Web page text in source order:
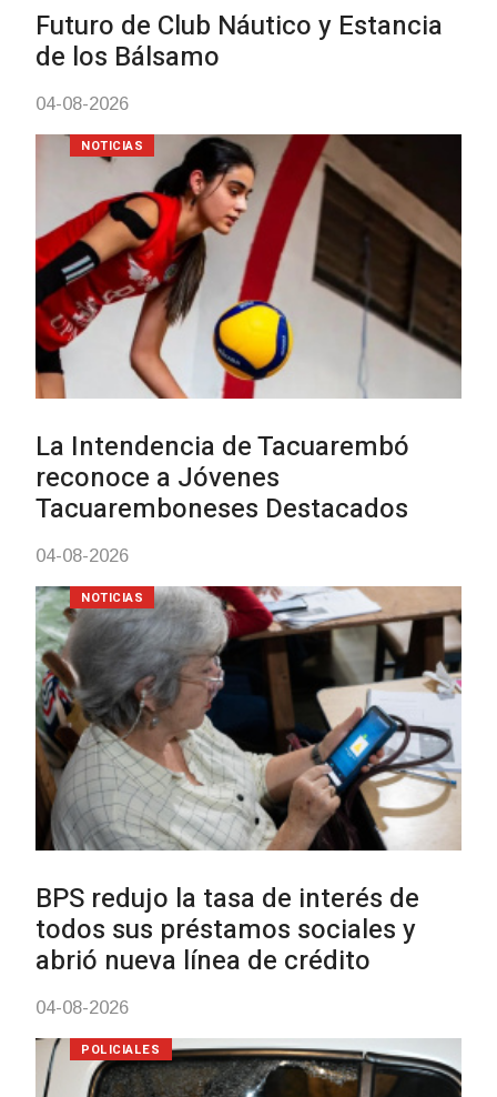
mayores
03-08-2026
vacunación contra el
meningococo
03-08-2026
NOTICIAS
UTE hizo llamado laboral para
personas en situación de
discapacidad
03-08-2026
NOTICIAS
Siniestro laboral con tiernizadora
de carne
POLICIALES
Inauguran Destacamento de la
Republicana en Durazno
NOTICIAS